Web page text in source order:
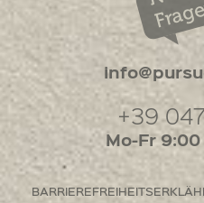
+39
Mo-Fr